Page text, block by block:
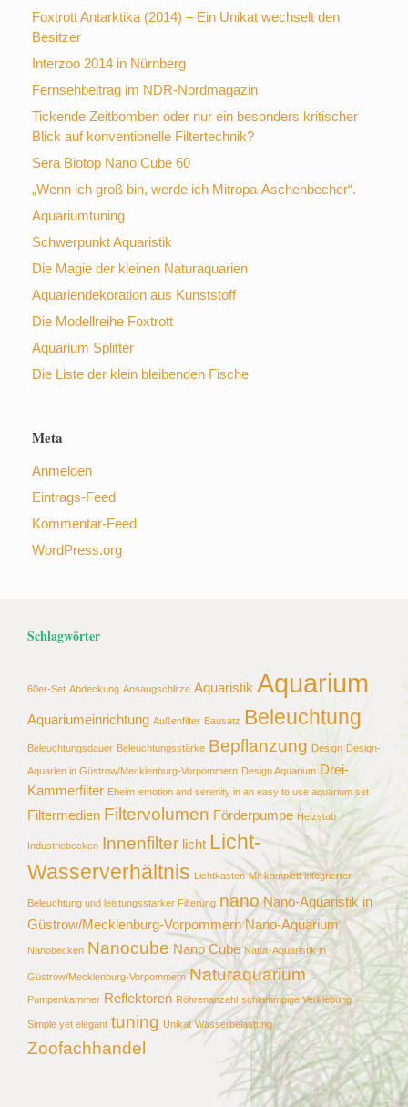
Foxtrott Antarktika (2014) – Ein Unikat wechselt den
Besitzer
Interzoo 2014 in Nürnberg
Fernsehbeitrag im NDR-Nordmagazin
Tickende Zeitbomben oder nur ein besonders kritischer
Blick auf konventionelle Filtertechnik?
Sera Biotop Nano Cube 60
„Wenn ich groß bin, werde ich Mitropa-Aschenbecher“.
Aquariumtuning
Schwerpunkt Aquaristik
Die Magie der kleinen Naturaquarien
Aquariendekoration aus Kunststoff
Die Modellreihe Foxtrott
Aquarium Splitter
Die Liste der klein bleibenden Fische
Meta
Anmelden
Eintrags-Feed
Kommentar-Feed
WordPress.org
Schlagwörter
60er-Set Abdeckung Ansaugschlitze Aquaristik Aquarium
Aquariumeinrichtung Außenfilter Bausatz Beleuchtung
Beleuchtungsdauer Beleuchtungsstärke Bepflanzung Design Design-
Aquarien in Güstrow/Mecklenburg-Vorpommern Design Aquarium Drei-
Kammerfilter Eheim emotion and serenity in an easy to use aquarium set
Filtermedien Filtervolumen Förderpumpe Heizstab
Industriebecken Innenfilter licht Licht-
Wasserverhältnis
Lichtkasten Mit komplett integrierter
Beleuchtung und leistungsstarker Filterung nano Nano-Aquaristik in
Güstrow/Mecklenburg-Vorpommern Nano-Aquarium
Nanobecken Nanocube Nano Cube Natur-Aquaristik in
Güstrow/Mecklenburg-Vorpommern Naturaquarium
Pumpenkammer Reflektoren Röhrenanzahl schlammpige Verklebung
Simple yet elegant tuning Unikat Wasserbelastung
Zoofachhandel